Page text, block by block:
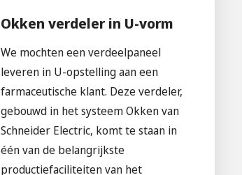
Okken verdeler in U-vorm
We mochten een verdeelpaneel
leveren in U-opstelling aan een
farmaceutische klant. Deze verdeler,
gebouwd in het systeem Okken van
Schneider Electric, komt te staan in
één van de belangrijkste
productiefaciliteiten van het